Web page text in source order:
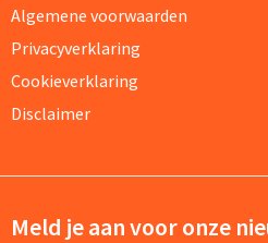
Algemene voorwaarden
Privacyverklaring
Cookieverklaring
Disclaimer
Meld je aan voor onze